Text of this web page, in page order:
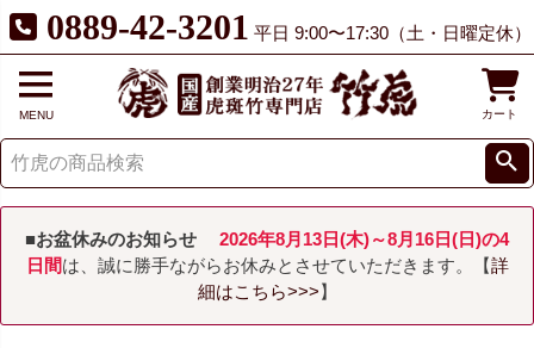
0889-42-3201 平日 9:00〜17:30（土・日曜定休）
MENU カート
■お盆休みのお知らせ
2026年8月13日(木)～8月16日(日)の4
日間は、誠に勝手ながらお休みとさせていただきます。【詳
細はこちら>>> 】